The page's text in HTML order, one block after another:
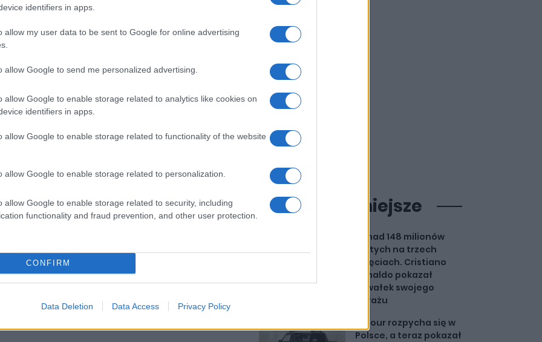
identifiers in apps.
allow my user data to be sent to Google for online advertising
allow Google to send me personalized advertising.
allow Google to enable storage related to analytics like cookies on
identifiers in apps.
allow Google to enable storage related to functionality of the website
allow Google to enable storage related to personalization.
allow Google to enable storage related to security, including
functionality and fraud prevention, and other user protection.
CONFIRM
Data Deletion Data Access Privacy Policy
będą w pełni niezależne od
konstrukcjach i o odmiennym
na dotarcie do różnych grup
cena Renault 5 E-TECH Electric.
wersji 25 000 euro, co będzie
dążyć konkurenci. A to wcale nie jest
#Renault 5 kolejka
autoGALERIA.pl
Najpopularniejsze
Ponad 148 milionów
złotych na trzech
zdjęciach. Cristiano
Ronaldo pokazał
kawałek swojego
garażu
Jetour rozpycha się w
Polsce, a teraz pokazał